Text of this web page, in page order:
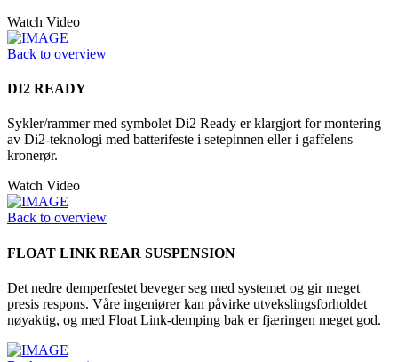
Watch Video
Back to overview
DI2 READY
Sykler/rammer med symbolet Di2 Ready er klargjort for montering
av Di2-teknologi med batterifeste i setepinnen eller i gaffelens
kronerør.
Watch Video
Back to overview
FLOAT LINK REAR SUSPENSION
Det nedre demperfestet beveger seg med systemet og gir meget
presis respons. Våre ingeniører kan påvirke utvekslingsforholdet
nøyaktig, og med Float Link-demping bak er fjæringen meget god.